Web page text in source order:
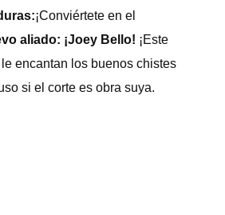
¡Conviértete en el
aliado: ¡Joey Bello! ¡Este
encantan los buenos chistes
si el corte es obra suya.